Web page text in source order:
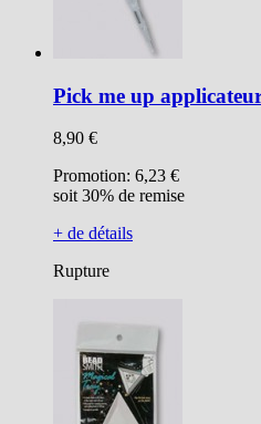
Pick me up
8,90 €
Promotion: 6,23 €
soit 30% de remise
+ de détails
Rupture